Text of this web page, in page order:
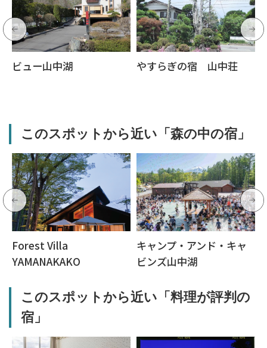
ビュー山中湖 やすらぎの宿 山中荘
このスポットから近い「森の中の宿」
Forest Villa
YAMANAKAKO
キャンプ・アンド・キャ
ビンズ山中湖
このスポットから近い「料理が評判の
宿」